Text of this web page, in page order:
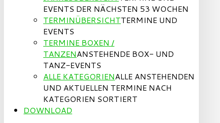
EVENTS DER NÄCHSTEN 53 WOCHEN
TERMINÜBERSICHTTERMINE UND
EVENTS
TERMINE BOXEN /
TANZENANSTEHENDE BOX- UND
TANZ-EVENTS
ALLE KATEGORIENALLE ANSTEHENDEN
UND AKTUELLEN TERMINE NACH
KATEGORIEN SORTIERT
DOWNLOAD